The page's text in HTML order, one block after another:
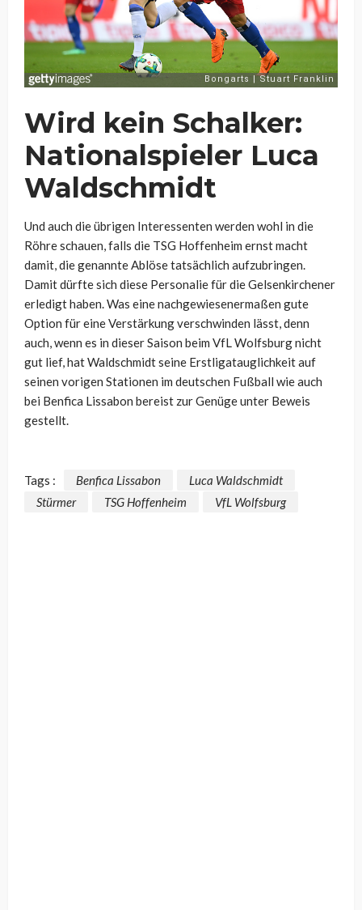
Wird kein Schalker:
Nationalspieler Luca
Waldschmidt
Und auch die übrigen Interessenten werden wohl in die
Röhre schauen, falls die TSG Hoffenheim ernst macht
damit, die genannte Ablöse tatsächlich aufzubringen.
Damit dürfte sich diese Personalie für die Gelsenkirchener
erledigt haben. Was eine nachgewiesenermaßen gute
Option für eine Verstärkung verschwinden lässt, denn
auch, wenn es in dieser Saison beim VfL Wolfsburg nicht
gut lief, hat Waldschmidt seine Erstligatauglichkeit auf
seinen vorigen Stationen im deutschen Fußball wie auch
bei Benfica Lissabon bereist zur Genüge unter Beweis
gestellt.
Tags : Benfica Lissabon
Luca Waldschmidt
Stürmer
TSG Hoffenheim VfL Wolfsburg